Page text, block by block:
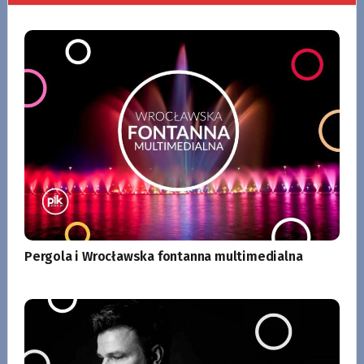
Pergola i Wrocławska fontanna multimedialna